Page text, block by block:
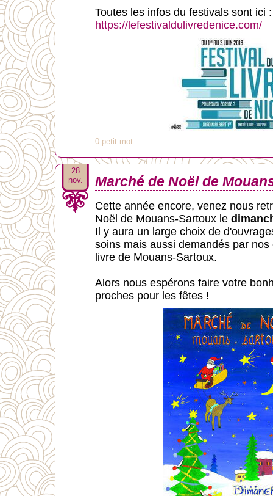
Toutes les infos du festivals sont ici :
https://lefestivaldulivredenice.com/
0 petit mot
28
nov.
Marché de Noël de
Cette année encore, venez nous
Noël de Mouans-Sartoux le
Il y aura un large choix de
soins mais aussi demandés par
livre de Mouans-Sartoux.
Alors nous espérons faire votre
proches pour les fêtes !